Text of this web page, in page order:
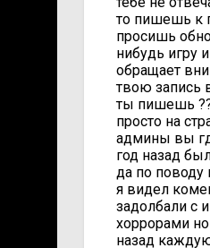
то пишешь к
просишь
нибудь игру
обращает
твою запись
ты пишешь
просто на
админы вы
год назад
да по поводу
я видел
задолбали с
хоррорами
назад